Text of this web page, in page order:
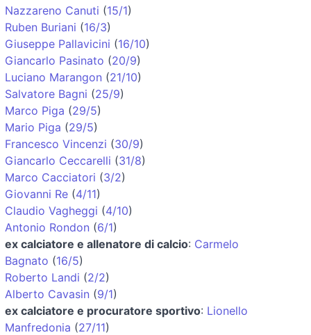
Nazzareno Canuti (15/1)
Ruben Buriani (16/3)
Giuseppe Pallavicini (16/10)
Giancarlo Pasinato (20/9)
Luciano Marangon (21/10)
Salvatore Bagni (25/9)
Marco Piga (29/5)
Mario Piga (29/5)
Francesco Vincenzi (30/9)
Giancarlo Ceccarelli (31/8)
Marco Cacciatori (3/2)
Giovanni Re (4/11)
Claudio Vagheggi (4/10)
Antonio Rondon (6/1)
ex calciatore e allenatore di calcio: Carmelo
Bagnato (16/5)
Roberto Landi (2/2)
Alberto Cavasin (9/1)
ex calciatore e procuratore sportivo: Lionello
Manfredonia (27/11)